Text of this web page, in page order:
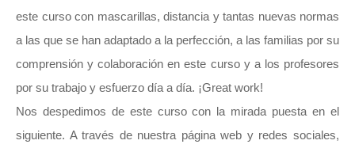
este curso con mascarillas, distancia y tantas nuevas normas
a las que se han adaptado a la perfección, a las familias por su
comprensión y colaboración en este curso y a los profesores
por su trabajo y esfuerzo día a día. ¡Great work!
Nos despedimos de este curso con la mirada puesta en el
siguiente. A través de nuestra página web y redes sociales,